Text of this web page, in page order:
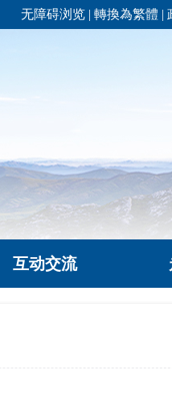
无障碍浏览 | 轉換為繁體 |
互动交流